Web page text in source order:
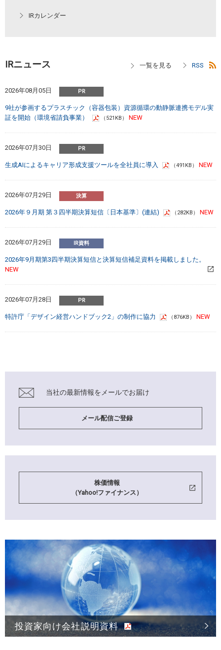
IRカレンダー
IRニュース
2026年08月05日
9社が参画するプラスチック（容器包装）資源循環の動静脈連携モデル実
証を開始（環境省請負事業）
（521KB）
2026年07月30日
生成AIによるキャリア形成支援ツールを全社員に導入 （491KB）
2026年07月29日
2026年９月期 第３四半期決算短信〔日本基準〕(連結) （282KB）
2026年07月29日
2026年9月期第3四半期決算短信と決算短信補足資料を掲載しました。
2026年07月28日
特許庁「デザイン経営ハンドブック2」の制作に協力 （876KB）
メール配信ご登録
当社の最新情報を メールでお届け
株価情報
（Yahoo!ファイナンス）
投資家向け会社説明資料